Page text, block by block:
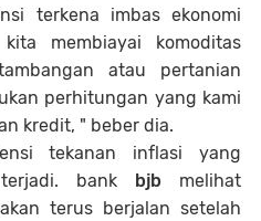
terkena imbas ekonomi
membiayai komoditas
atau pertanian
perhitungan yang kami
kredit, " beber dia.
tekanan inflasi yang
bank
bjb melihat
terus berjalan setelah